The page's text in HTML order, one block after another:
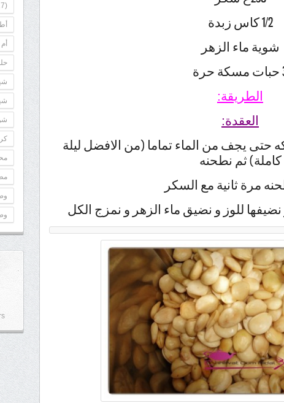
1/2 كاس زبدة
شوية ماء الزهر
حرة
الطريقة:
العقدة:
حتى يجف من الماء تماما (من الافضل ليلة
كاملة) ثم نطحنه
مرة ثانية مع السكر
للوز و نضيق ماء الزهر و نمزج الكل